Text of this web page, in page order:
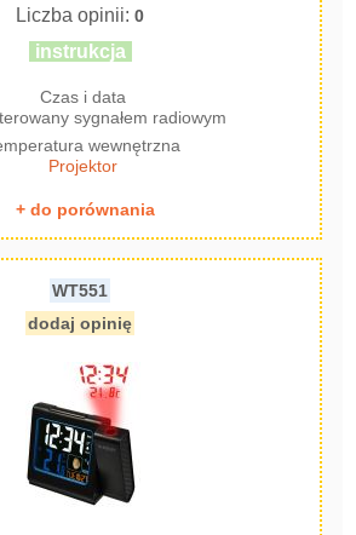
Liczba opinii:0
instrukcja
Czas i data
sygnałem radiowym
wewnętrzna
Projektor
+ do porównania
WT551
dodaj opinię